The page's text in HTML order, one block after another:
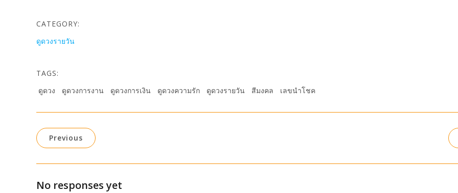
CATEGORY:
ดูดวงรายวัน
TAGS:
ดูดวง
ดูดวงการงาน ดูดวงการเงิน ดูดวงความรัก ดูดวงรายวัน สีมงคล เลขนำโชค
Previous
No responses yet